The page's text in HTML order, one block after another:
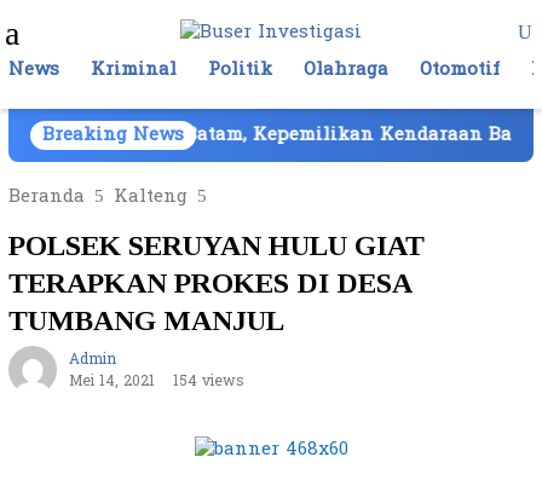
ke
konten
Mobile
News Kriminal Politik Olahraga Otomotif
Breaking News
Cair di Batam, Kepemilikan Kendaraan Barang
Beranda
Kalteng
POLSEK SERUYAN HULU GIAT
TERAPKAN PROKES DI DESA
TUMBANG MANJUL
Admin
Mei 14, 2021
154 views